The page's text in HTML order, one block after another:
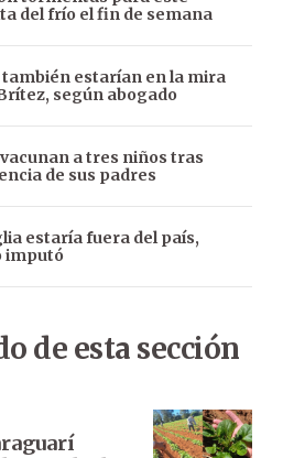
del frío el fin de semana
también estarían en la mira
según abogado
a tres niños tras
de sus padres
estaría fuera del país,
imputó
de esta sección